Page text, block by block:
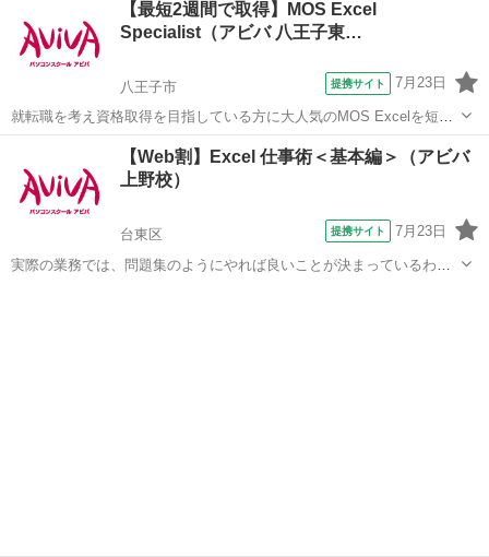
【最短2週間で取得】MOS Excel
Specialist（アビバ 八王子東…
八王子市 提携サイト 7月23日
就転職を考え資格取得を目指している方に大人気のMOS Excelを短期
集中で目指す検定対策の講座です。新規お問い合わせ頂いた方限定で
リーズナブルな受講料で学べる人気講座です！
八王子市 エクセル
【Web割】Excel 仕事術＜基本編＞（アビバ
上野校）
台東区 提携サイト 7月23日
実際の業務では、問題集のようにやれば良いことが決まっているわけ